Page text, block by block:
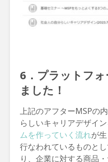
6．プラットフ
ました！
上記のアフターMSPの
らしいキャリアデザイ
ムを作っていく流れが
行なわれているものと
り、企業に対する商品